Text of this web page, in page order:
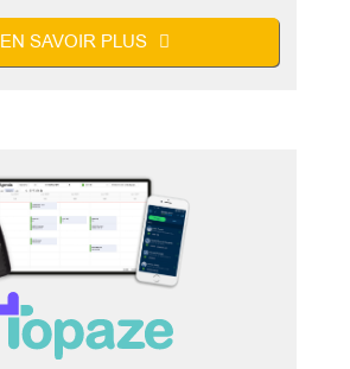
EN SAVOIR PLUS